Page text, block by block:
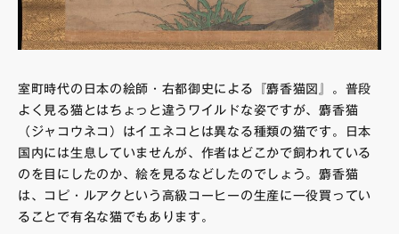
室町時代の日本の絵師・右都御史による『麝香猫図』。普段
よく見る猫とはちょっと違うワイルドな姿ですが、麝香猫
（ジャコウネコ）はイエネコとは異なる種類の猫です。日本
国内には生息していませんが、作者はどこかで飼われている
のを目にしたのか、絵を見るなどしたのでしょう。麝香猫
は、コピ・ルアクという高級コーヒーの生産に一役買ってい
ることで有名な猫でもあります。